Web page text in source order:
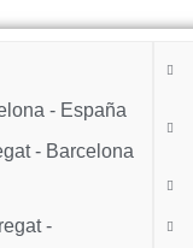
- España
- Barcelona
-